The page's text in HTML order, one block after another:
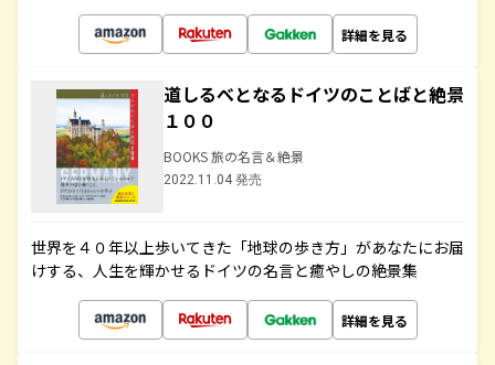
詳細を見る
道しるべとなるドイツのことばと絶景
１００
BOOKS 旅の名言＆絶景
2022.11.04 発売
世界を４０年以上歩いてきた「地球の歩き方」があなたにお届
けする、人生を輝かせるドイツの名言と癒やしの絶景集
詳細を見る